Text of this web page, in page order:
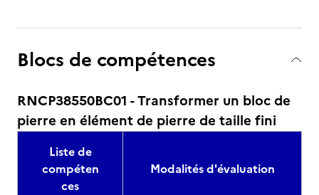
Blocs de compétences
RNCP38550BC01 - Transformer un bloc de
pierre en élément de pierre de taille fini
Liste de
compéten
ces
Modalités d'évaluation